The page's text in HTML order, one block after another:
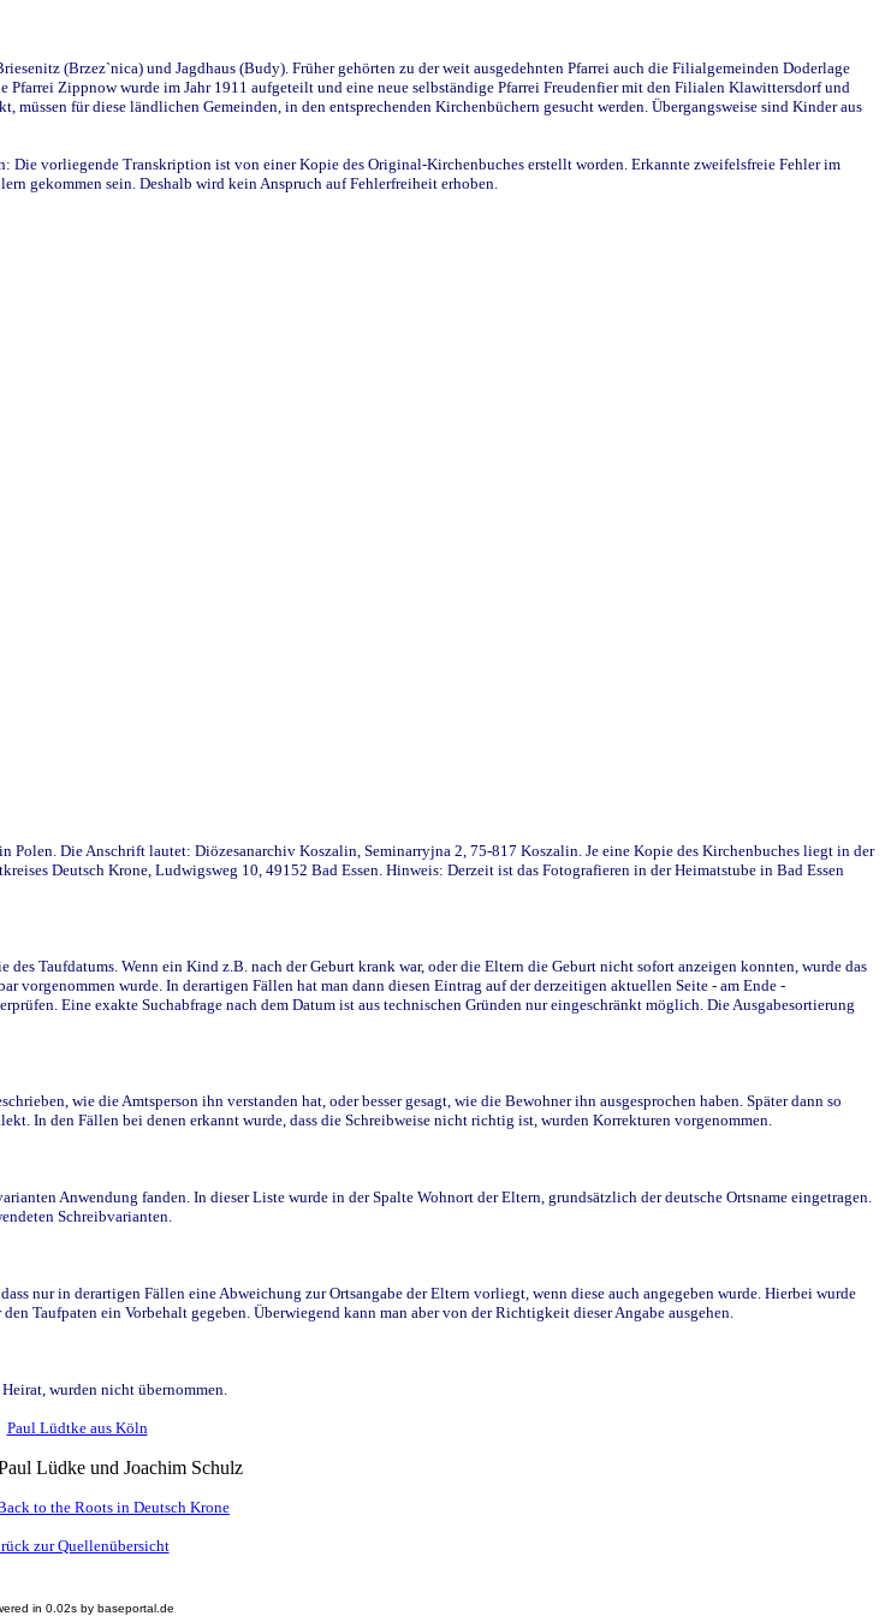
(Brzez`nica) und Jagdhaus (Budy). Früher gehörten zu der weit ausgedehnten Pfarrei auch die Filialgemeinden Doderlage
Zippnow wurde im Jahr 1911 aufgeteilt und eine neue selbständige Pfarrei Freudenfier mit den Filialen Klawittersdorf und
für diese ländlichen Gemeinden, in den entsprechenden Kirchenbüchern gesucht werden. Übergangsweise sind Kinder aus
Die vorliegende Transkription ist von einer Kopie des Original-Kirchenbuches erstellt worden. Erkannte zweifelsfreie Fehler im
gekommen sein. Deshalb wird kein Anspruch auf Fehlerfreiheit erhoben.
Die Anschrift lautet: Diözesanarchiv Koszalin, Seminarryjna 2, 75-817 Koszalin. Je eine Kopie des Kirchenbuches liegt in der
Deutsch Krone, Ludwigsweg 10, 49152 Bad Essen. Hinweis: Derzeit ist das Fotografieren in der Heimatstube in Bad Essen
Taufdatums. Wenn ein Kind z.B. nach der Geburt krank war, oder die Eltern die Geburt nicht sofort anzeigen konnten, wurde das
wurde. In derartigen Fällen hat man dann diesen Eintrag auf der derzeitigen aktuellen Seite - am Ende -
Eine exakte Suchabfrage nach dem Datum ist aus technischen Gründen nur eingeschränkt möglich. Die Ausgabesortierung
wie die Amtsperson ihn verstanden hat, oder besser gesagt, wie die Bewohner ihn ausgesprochen haben. Später dann so
In den Fällen bei denen erkannt wurde, dass die Schreibweise nicht richtig ist, wurden Korrekturen vorgenommen.
Anwendung fanden. In dieser Liste wurde in der Spalte Wohnort der Eltern, grundsätzlich der deutsche Ortsname eingetragen.
Schreibvarianten.
nur in derartigen Fällen eine Abweichung zur Ortsangabe der Eltern vorliegt, wenn diese auch angegeben wurde. Hierbei wurde
Taufpaten ein Vorbehalt gegeben. Überwiegend kann man aber von der Richtigkeit dieser Angabe ausgehen.
wurden nicht übernommen.
Paul Lüdtke aus Köln
Lüdke und Joachim Schulz
to the Roots in Deutsch Krone
zur Quellenübersicht
in 0.02s by baseportal.de